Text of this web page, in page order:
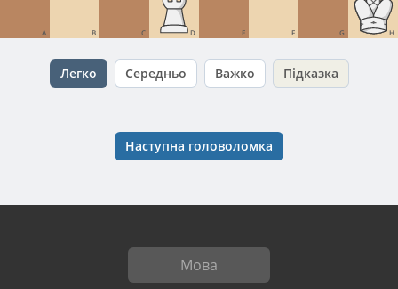
A B C D E F G H
Легко Середньо Важко Підказка
Наступна головоломка
Мова